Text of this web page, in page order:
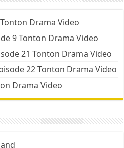
Drama Video
9 Tonton Drama Video
21 Tonton Drama Video
22 Tonton Drama Video
Drama Video